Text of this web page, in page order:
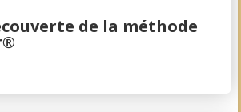
de la méthode